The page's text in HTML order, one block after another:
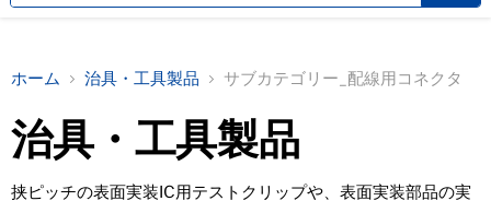
を
ホーム 治具・工具製品 サブカテゴリー_配線用コネクタ
治具・工具製品
挟ピッチの表面実装IC用テストクリップや、表面実装部品の実